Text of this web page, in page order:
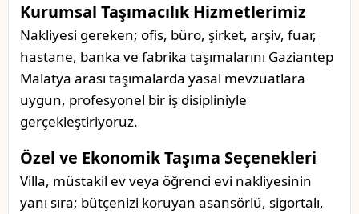
Kurumsal Taşımacılık Hizmetlerimiz
Nakliyesi gereken; ofis, büro, şirket, arşiv, fuar,
hastane, banka ve fabrika taşımalarını Gaziantep
Malatya arası taşımalarda yasal mevzuatlara
uygun, profesyonel bir iş disipliniyle
gerçekleştiriyoruz.
Özel ve Ekonomik Taşıma Seçenekleri
Villa, müstakil ev veya öğrenci evi nakliyesinin
yanı sıra; bütçenizi koruyan asansörlü, sigortalı,